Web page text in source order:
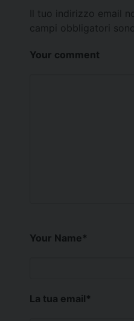
Il tuo indirizzo email
campi obbligatori
Your comment
Your Name*
La tua email*